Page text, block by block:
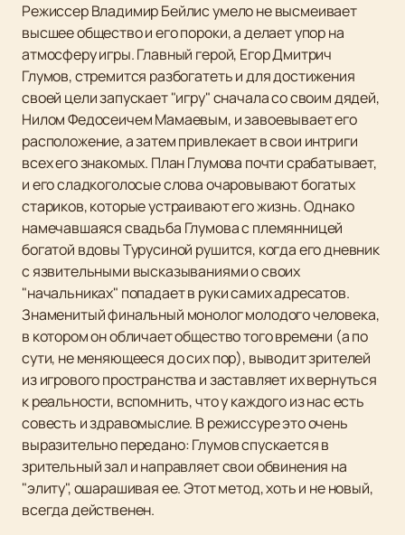
Режиссер Владимир Бейлис умело не высмеивает
высшее общество и его пороки, а делает упор на
атмосферу игры. Главный герой, Егор Дмитрич
Глумов, стремится разбогатеть и для достижения
своей цели запускает "игру" сначала со своим дядей,
Нилом Федосеичем Мамаевым, и завоевывает его
расположение, а затем привлекает в свои интриги
всех его знакомых. План Глумова почти срабатывает,
и его сладкоголосые слова очаровывают богатых
стариков, которые устраивают его жизнь. Однако
намечавшаяся свадьба Глумова с племянницей
богатой вдовы Турусиной рушится, когда его дневник
с язвительными высказываниями о своих
"начальниках" попадает в руки самих адресатов.
Знаменитый финальный монолог молодого человека,
в котором он обличает общество того времени (а по
сути, не меняющееся до сих пор), выводит зрителей
из игрового пространства и заставляет их вернуться
к реальности, вспомнить, что у каждого из нас есть
совесть и здравомыслие. В режиссуре это очень
выразительно передано: Глумов спускается в
зрительный зал и направляет свои обвинения на
"элиту", ошарашивая ее. Этот метод, хоть и не новый,
всегда действенен.